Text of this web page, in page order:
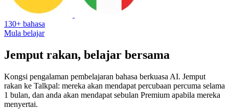
130+ bahasa
Mula belajar
Jemput rakan, belajar bersama
Kongsi pengalaman pembelajaran bahasa berkuasa AI. Jemput
rakan ke Talkpal: mereka akan mendapat percubaan percuma selama
1 bulan, dan anda akan mendapat sebulan Premium apabila mereka
menyertai.